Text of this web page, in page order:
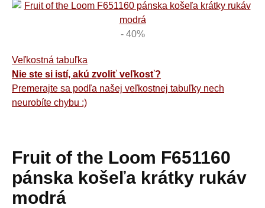
Fruit of the Loom F651160
pánska košeľa krátky rukáv
modrá
- 40%
Veľkostná tabuľka
Nie ste si istí, akú zvoliť veľkosť?
Premerajte sa podľa našej veľkostnej tabuľky nech
neurobíte chybu :)